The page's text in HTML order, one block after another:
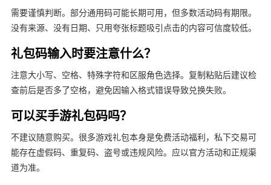
需要谨慎判断。部分通用码可能长期可用，但多数活动码有期限。
没有来源、没有日期、只用夸张标题吸引点击的内容可信度较低。
礼包码输入时要注意什么？
注意大小写、空格、特殊字符和区服角色选择。复制粘贴后建议检
查前后是否多了空格，避免因输入格式错误导致兑换失败。
可以买手游礼包码吗？
不建议随意购买。很多游戏礼包本身是免费活动福利，私下交易可
能存在虚假码、重复码、盗号或违规风险。应以官方活动和正规渠
道为准。